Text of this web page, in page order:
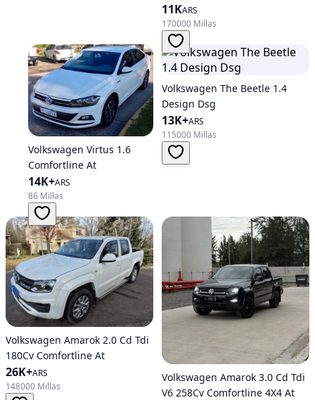
11KARS
170000 Millas
Volkswagen Virtus 1.6
Comfortline At
14K+ARS
86 Millas
Volkswagen The Beetle 1.4
Design Dsg
13K+ARS
115000 Millas
Volkswagen Amarok 2.0 Cd Tdi
180Cv Comfortline At
26K+ARS
148000 Millas
Volkswagen Amarok 3.0 Cd Tdi
V6 258Cv Comfortline 4X4 At